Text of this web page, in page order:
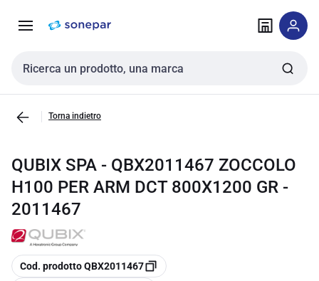
navigazione alla
Cerca input
Torna indietro
QUBIX SPA - QBX2011467 ZOCCOLO
H100 PER ARM DCT 800X1200 GR -
2011467
copia
Cod. prodotto QBX2011467